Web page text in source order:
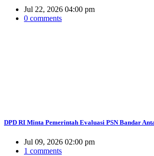
Jul 22, 2026 04:00 pm
0 comments
DPD RI Minta Pemerintah Evaluasi PSN Bandar
Jul 09, 2026 02:00 pm
1 comments